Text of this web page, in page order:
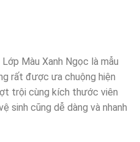
Màu Xanh Ngọc là mẫu
rất được ưa chuộng hiện
trội cùng kích thước viên
sinh cũng dễ dàng và nhanh